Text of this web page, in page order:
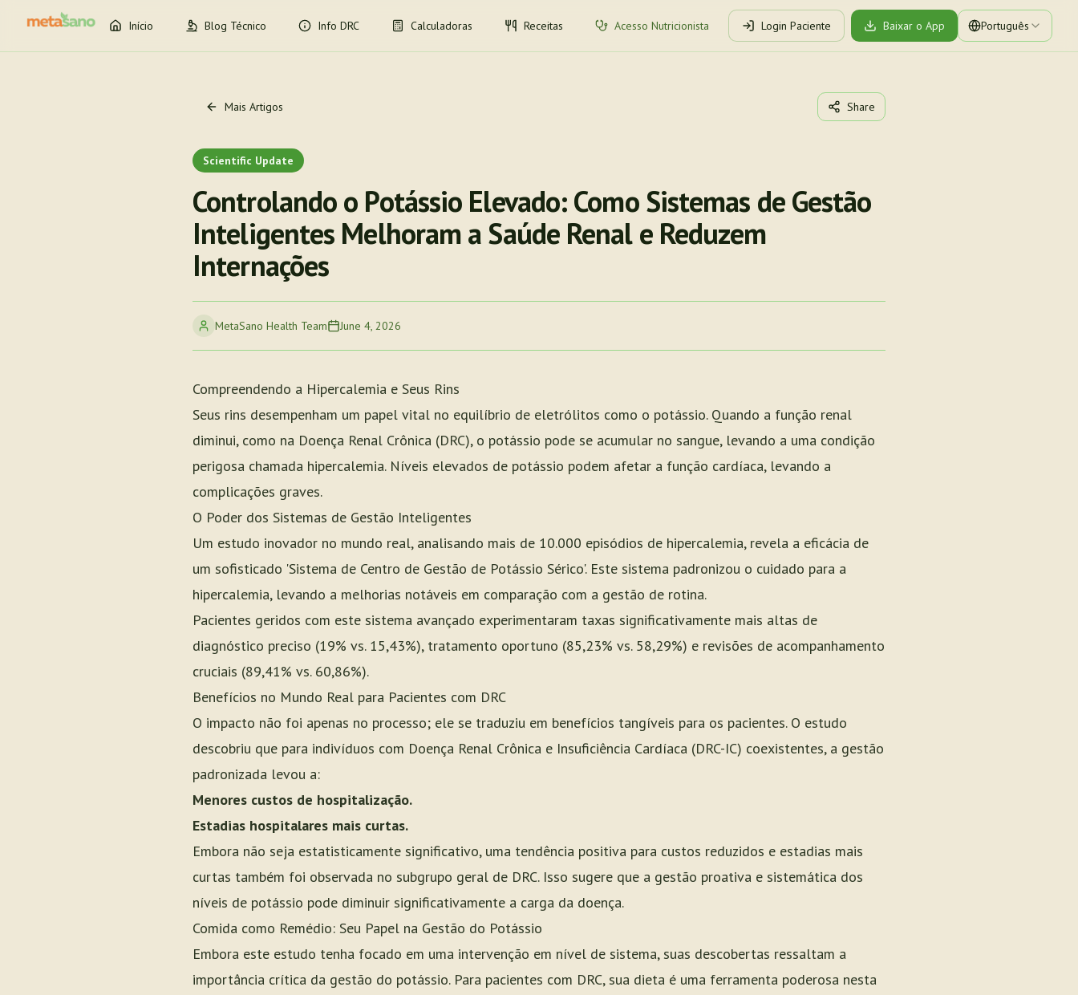
Início Blog Técnico Info DRC Calculadoras Receitas Acesso Nutricionista Login Paciente Baixar o App Português
Mais Artigos Share
Scientific Update
Controlando o Potássio Elevado: Como Sistemas de Gestão
Inteligentes Melhoram a Saúde Renal e Reduzem
Internações
MetaSano Health Team June 4, 2026
Compreendendo a Hipercalemia e Seus Rins
Seus rins desempenham um papel vital no equilíbrio de eletrólitos como o potássio. Quando a função renal
diminui, como na Doença Renal Crônica (DRC), o potássio pode se acumular no sangue, levando a uma condição
perigosa chamada hipercalemia. Níveis elevados de potássio podem afetar a função cardíaca, levando a
complicações graves.
O Poder dos Sistemas de Gestão Inteligentes
Um estudo inovador no mundo real, analisando mais de 10.000 episódios de hipercalemia, revela a eficácia de
um sofisticado 'Sistema de Centro de Gestão de Potássio Sérico'. Este sistema padronizou o cuidado para a
hipercalemia, levando a melhorias notáveis em comparação com a gestão de rotina.
Pacientes geridos com este sistema avançado experimentaram taxas significativamente mais altas de
diagnóstico preciso (19% vs. 15,43%), tratamento oportuno (85,23% vs. 58,29%) e revisões de acompanhamento
cruciais (89,41% vs. 60,86%).
Benefícios no Mundo Real para Pacientes com DRC
O impacto não foi apenas no processo; ele se traduziu em benefícios tangíveis para os pacientes. O estudo
descobriu que para indivíduos com Doença Renal Crônica e Insuficiência Cardíaca (DRC-IC) coexistentes, a gestão
padronizada levou a:
Menores custos de hospitalização.
Estadias hospitalares mais curtas.
Embora não seja estatisticamente significativo, uma tendência positiva para custos reduzidos e estadias mais
curtas também foi observada no subgrupo geral de DRC. Isso sugere que a gestão proativa e sistemática dos
níveis de potássio pode diminuir significativamente a carga da doença.
Comida como Remédio: Seu Papel na Gestão do Potássio
Embora este estudo tenha focado em uma intervenção em nível de sistema, suas descobertas ressaltam a
importância crítica da gestão do potássio. Para pacientes com DRC, sua dieta é uma ferramenta poderosa nesta